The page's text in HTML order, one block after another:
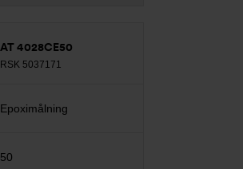
AT 4028CE50
RSK 5037171
Epoximålning
50